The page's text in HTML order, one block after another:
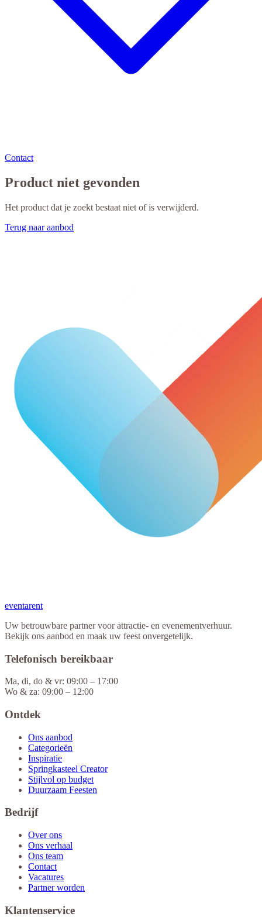
Contact
Product niet gevonden
Het product dat je zoekt bestaat niet of is verwijderd.
Terug naar aanbod
eventarent
Uw betrouwbare partner voor attractie- en evenementverhuur.
Bekijk ons aanbod en maak uw feest onvergetelijk.
Telefonisch bereikbaar
Ma, di, do & vr: 09:00 – 17:00
Wo & za: 09:00 – 12:00
Ontdek
Ons aanbod
Categorieën
Inspiratie
Springkasteel Creator
Stijlvol op budget
Duurzaam Feesten
Bedrijf
Over ons
Ons verhaal
Ons team
Contact
Vacatures
Partner worden
Klantenservice